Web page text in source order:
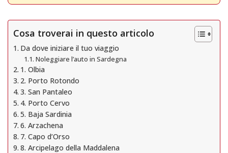
Cosa troverai in questo articolo
Da dove iniziare il tuo viaggio
Noleggiare l’auto in Sardegna
1. Olbia
2. Porto Rotondo
3. San Pantaleo
4. Porto Cervo
5. Baja Sardinia
6. Arzachena
7. Capo d’Orso
8. Arcipelago della Maddalena